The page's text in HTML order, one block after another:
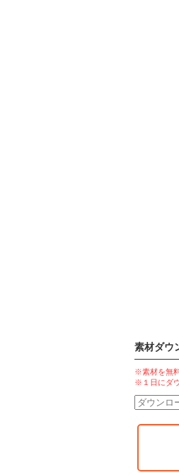
素材ダウ
※素材を無
※１日にダ